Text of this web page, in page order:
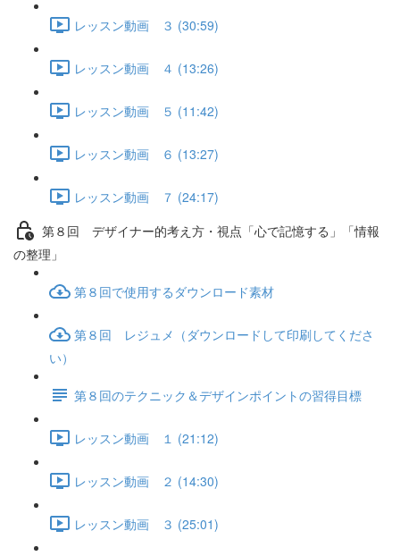
レッスン動画 ３ (30:59)
レッスン動画 ４ (13:26)
レッスン動画 ５ (11:42)
レッスン動画 ６ (13:27)
レッスン動画 ７ (24:17)
第８回 デザイナー的考え方・視点「心で記憶する」「情報
の整理」
第８回で使用するダウンロード素材
第８回 レジュメ（ダウンロードして印刷してくださ
い）
第８回のテクニック＆デザインポイントの習得目標
レッスン動画 １ (21:12)
レッスン動画 ２ (14:30)
レッスン動画 ３ (25:01)